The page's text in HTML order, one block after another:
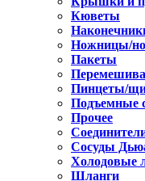
Кюветы
Ножницы/
Пакеты
Пинцеты/
Подъемные
Прочее
Сосуды
Холодовые
Шланги